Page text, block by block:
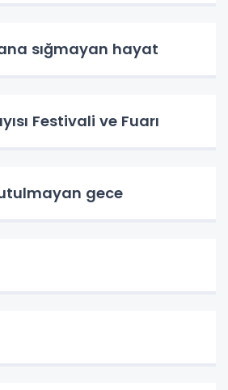
sığmayan hayat
Festivali ve Fuarı
gece